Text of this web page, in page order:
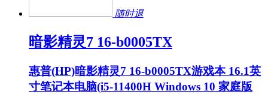
随时退
暗影精灵7 16-b0005TX
惠普(HP)暗影精灵7 16-b0005TX游戏本 16.1英
寸笔记本电脑(i5-11400H Windows 10 家庭版